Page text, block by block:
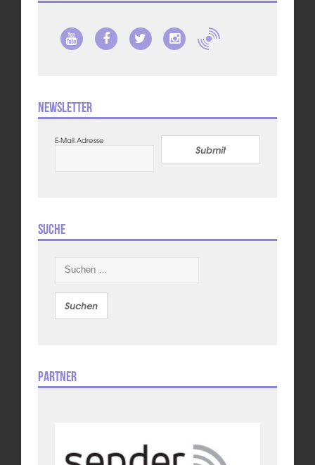
Newsletter
E-Mail Adresse
Submit
Suche
nach:
Partner